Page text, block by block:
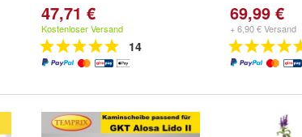
47,71 €
Kostenloser Versand
14
69,99 €
+ 6,90 € Versand